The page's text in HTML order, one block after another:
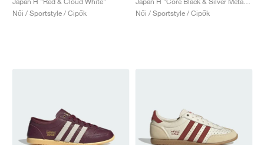
Női / Sportstyle / Cipők
Női / Sportstyle / Cipők